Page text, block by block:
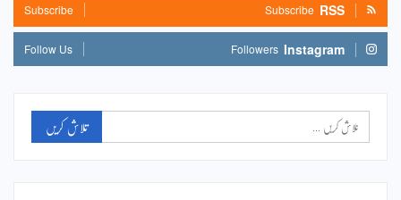
RSS
Subscribe
Subscribe
Instagram
Followers
Follow Us